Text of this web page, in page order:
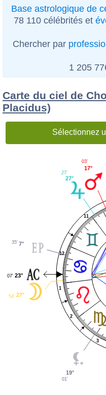
Base astrologique de
78 110 célébrités et
Chercher par
1 205
Carte du ciel de
Placidus)
Sélectionnez
1
2
3
11
12
17°
03'
27°
27'
7°
35'
23°
07'
27°
54'
19°
01'